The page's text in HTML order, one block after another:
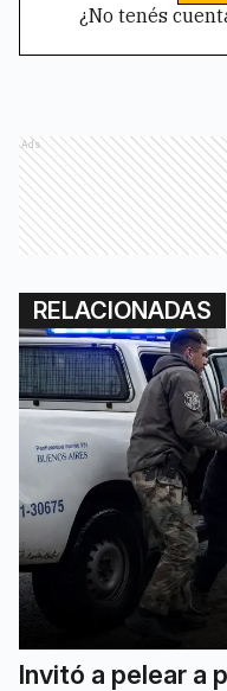
¿No tenés
Ads
RELACIONADAS
Invitó a pelear a